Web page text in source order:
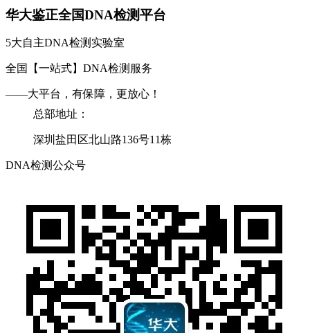
华大鉴正全国DNA检测平台
5大自主DNA检测实验室
全国【一站式】DNA检测服务
——大平台，有保障，更放心！
总部地址：
深圳盐田区北山路136号11栋
DNA检测公众号